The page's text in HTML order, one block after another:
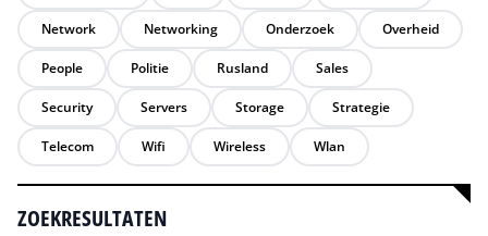
ZOEKRESULTATEN
Network Networking Onderzoek Overheid
People Politie Rusland Sales
Security Servers Storage Strategie
Telecom Wifi Wireless Wlan